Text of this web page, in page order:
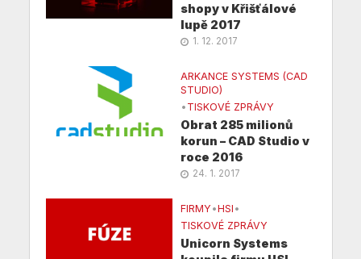
shopy v Křišťálové
lupě 2017
1. 12. 2017
ARKANCE SYSTEMS (CAD
STUDIO)
• TISKOVÉ ZPRÁVY
Obrat 285 milionů
korun – CAD Studio v
roce 2016
24. 1. 2017
FIRMY •HSI •
TISKOVÉ ZPRÁVY
Unicorn Systems